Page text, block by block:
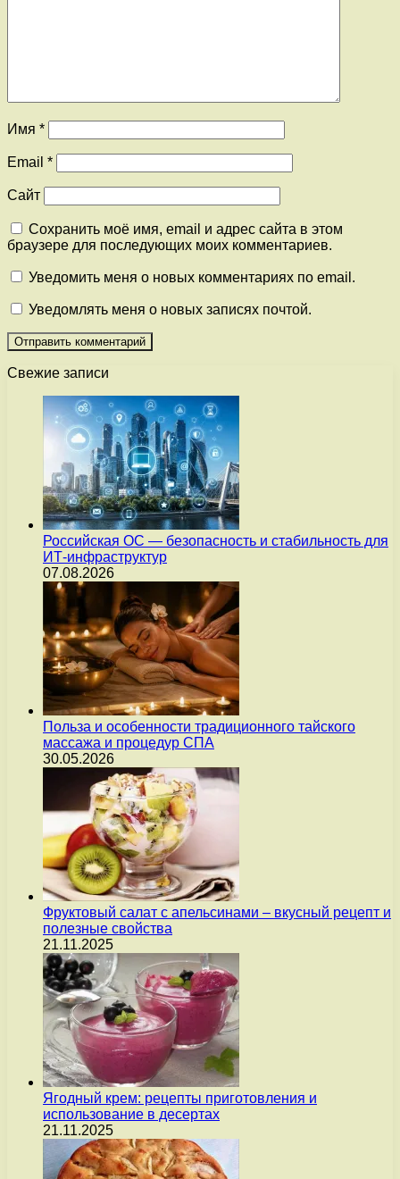
Имя *
Email *
Сайт
Сохранить моё имя, email и адрес сайта в этом
браузере для последующих моих комментариев.
Уведомить меня о новых комментариях по email.
Уведомлять меня о новых записях почтой.
Свежие записи
Российская ОС — безопасность и стабильность для
ИТ-инфраструктур
07.08.2026
Польза и особенности традиционного тайского
массажа и процедур СПА
30.05.2026
Фруктовый салат с апельсинами – вкусный рецепт и
полезные свойства
21.11.2025
Ягодный крем: рецепты приготовления и
использование в десертах
21.11.2025